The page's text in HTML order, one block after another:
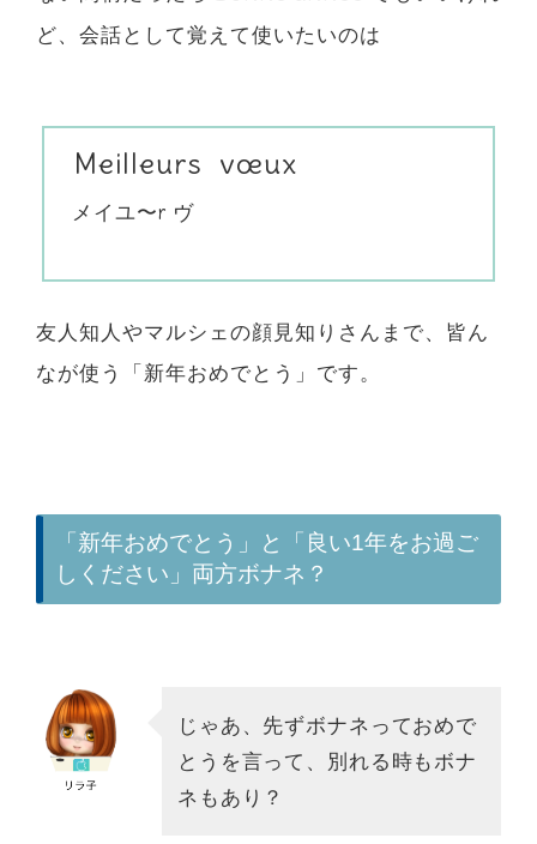
ど、会話として覚えて使いたいのは
Meilleurs vœux
メイユ〜r ヴ
友人知人やマルシェの顔見知りさんまで、皆ん
なが使う「新年おめでとう」です。
「新年おめでとう」と「良い1年をお過ご
しください」両方ボナネ？
じゃあ、先ずボナネっておめで
とうを言って、別れる時もボナ
ネもあり？